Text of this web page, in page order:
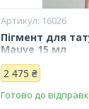
16026
Пігмент для
Mauve 15 мл
2 475 ₴
Готово до